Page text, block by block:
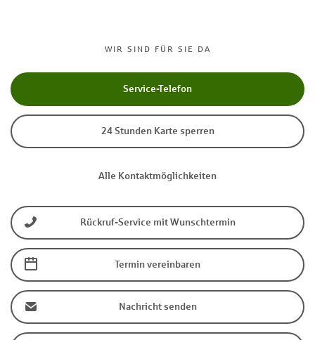
WIR SIND FÜR SIE DA
Service-Telefon
24 Stunden Karte sperren
Alle Kontaktmöglichkeiten
Rückruf-Service mit Wunschtermin
Termin vereinbaren
Nachricht senden